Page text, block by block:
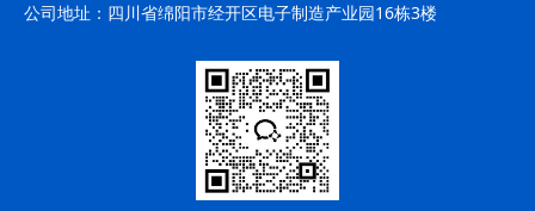
公司地址： 四川省绵阳市经开区电子制造产业园16栋3楼